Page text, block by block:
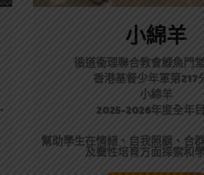
·
小綿羊
循道衞理聯合教會鯉魚門
香港基督少年軍第217
小綿羊
2025-2026年度全年
幫助學生在情緒、自我照顧、合
及靈性培育方面探索和